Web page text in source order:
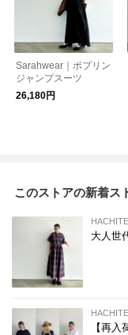
Sarahwear｜ポプリン
ジャンプスーツ
26,180円
このストアの新着ス
大人世
【再